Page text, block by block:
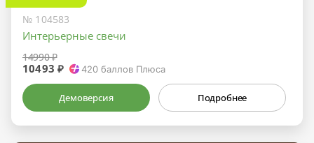
№ 104583
Интерьерные свечи
14990 ₽
10493 ₽ 420 баллов Плюса
Демоверсия Подробнее